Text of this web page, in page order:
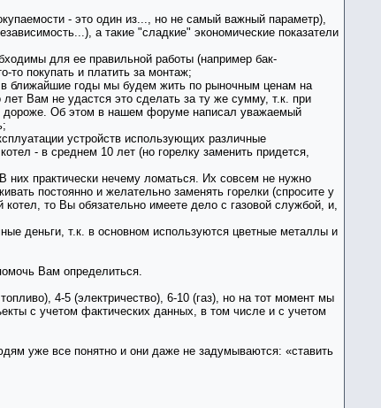
- это один из..., но не самый важный параметр),
а такие "сладкие" экономические показатели
для ее правильной работы (например бак-
то покупать и платить за монтаж;
в ближайшие годы мы будем жить по рыночным ценам на
Вам не удастся это сделать за ту же сумму, т.к. при
дороже. Об этом в нашем форуме написал уважаемый
устройств использующих различные
- в среднем 10 лет (но горелку заменить придется,
них практически нечему ломаться. Их совсем не нужно
постоянно и желательно заменять горелки (спросите у
то Вы обязательно имеете дело с газовой службой, и,
деньги, т.к. в основном используются цветные металлы и
Вам определиться.
4-5 (электричество), 6-10 (газ), но на тот момент мы
с учетом фактических данных, в том числе и с учетом
уже все понятно и они даже не задумываются: «ставить